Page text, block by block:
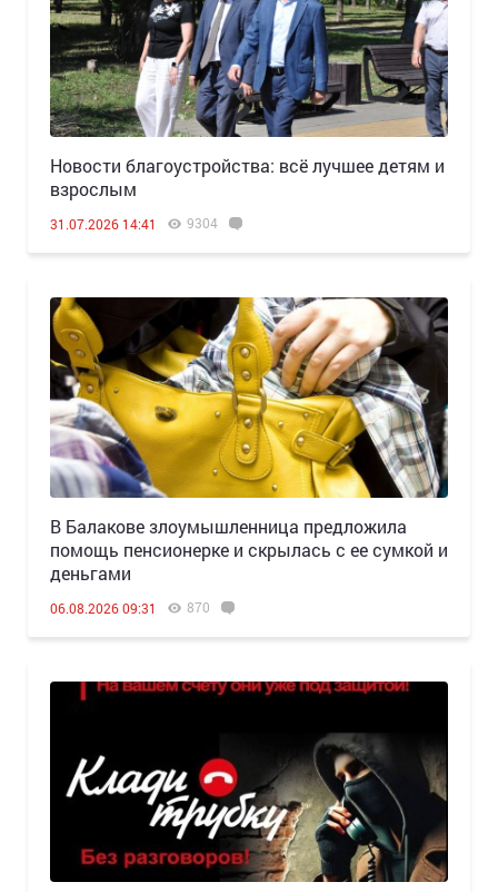
Новости благоустройства: всё лучшее детям и
взрослым
31.07.2026 14:41 9304
В Балакове злоумышленница предложила
помощь пенсионерке и скрылась с ее сумкой и
деньгами
06.08.2026 09:31 870